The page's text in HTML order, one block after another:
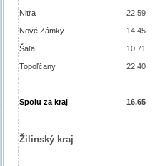
Nitra 22,59
Nové Zámky 14,45
Šaľa 10,71
Topoľčany 22,40
Spolu za kraj 16,65
Žilinský kraj